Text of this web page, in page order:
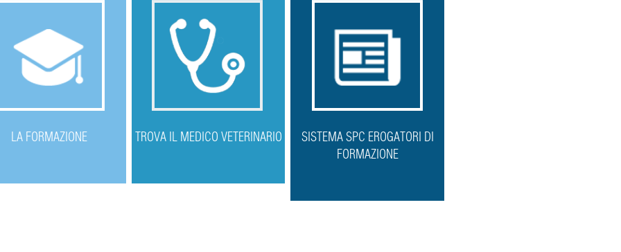
LA FORMAZIONE TROVA IL MEDICO VETERINARIO
SISTEMA SPC EROGATORI DI
FORMAZIONE